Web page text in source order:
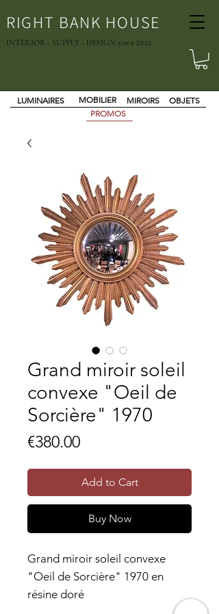
RIGHT BANK HOUSE
INTERIOR - SUPPLY - DESIGNsince 2015
MOBILIER MIROIRS
LUMINAIRES
OBJETS
PROMOS
Grand miroir soleil
convexe "Oeil de
Sorcière" 1970
€380.00Price
Add to Cart
Buy Now
Grand miroir soleil convexe
"Oeil de Sorcière" 1970 en
résine doré